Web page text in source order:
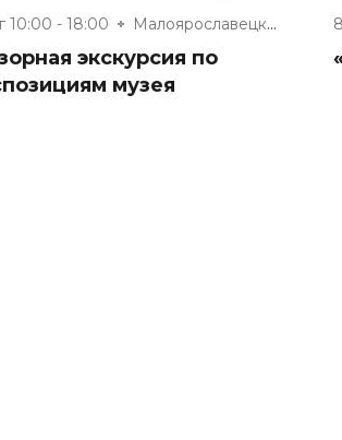
10:00 - 18:00 Малоярославецкий музейно-выста...
экскурсия по
музея